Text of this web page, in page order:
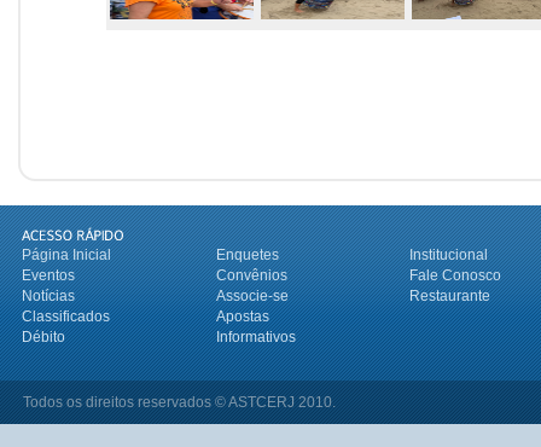
Página Inicial Enquetes
Institucional
Eventos
Convênios
Fale Conosco
Notícias
Associe-se
Restaurante
Classificados
Apostas
Débito
Informativos
Todos os direitos reservados © ASTCERJ 2010.